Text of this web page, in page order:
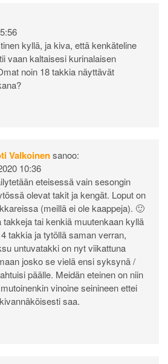
kyllä, ja kiva, että kenkäteline
vaan kaltaisesi kurinalaisen
noin 18 takkia näyttävät
Valkoinensanoo:
10:36
eteisessä vain sesongin
olevat takit ja kengät. Loput on
(meillä ei ole kaappeja). 🙂
takkeja tai kenkiä muutenkaan kyllä
takkia ja tytöllä saman verran,
untuvatakki on nyt viikattuna
josko se vielä ensi syksynä /
päälle. Meidän eteinen on niin
vinoine seinineen ettei
saa.